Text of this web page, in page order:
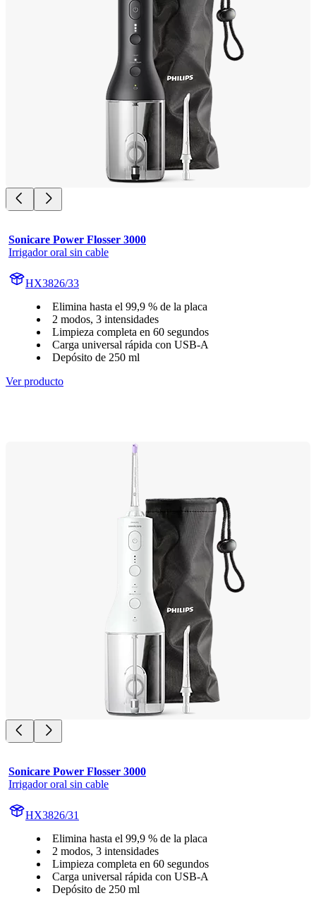
Sonicare Power Flosser 3000
Irrigador oral sin cable
HX3826/33
Elimina hasta el 99,9 % de la placa
2 modos, 3 intensidades
Limpieza completa en 60 segundos
Carga universal rápida con USB-A
Depósito de 250 ml
Ver producto
Sonicare Power Flosser 3000
Irrigador oral sin cable
HX3826/31
Elimina hasta el 99,9 % de la placa
2 modos, 3 intensidades
Limpieza completa en 60 segundos
Carga universal rápida con USB-A
Depósito de 250 ml